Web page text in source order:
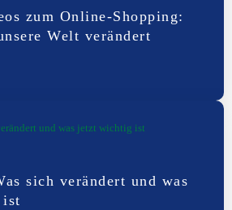
zum Online-Shopping:
Welt verändert
sich verändert und was